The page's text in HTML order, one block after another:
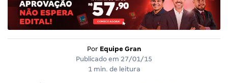
Por Equipe Gran
Publicado em 27/01/15
1 min. de leitura